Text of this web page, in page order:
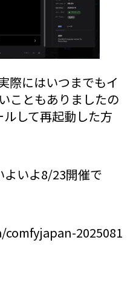
際にはいつまでもイ
こともありましたの
して再起動した方
いよ8/23開催で
2025081